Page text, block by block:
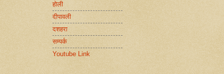
होली
दीपावली
दशहरा
सम्पर्क
Youtube Link